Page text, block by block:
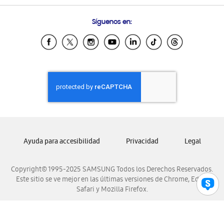
Samsung Ecuador
Samsung El Salvador
Samsung Honduras
Samsung Nicaragua
Samsung Panamá
Samsung Venezuela
Síguenos en:
Copyright© 1995-2025 SAMSUNG Todos los Derechos Reservados.
Este sitio se ve mejor en las últimas versiones de Chrome, Edge,
Safari y Mozilla Firefox.
Ayuda para accesibilidad Privacidad Legal